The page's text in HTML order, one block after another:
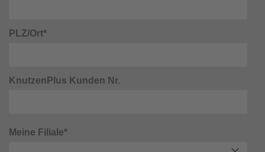
PLZ/Ort*
KnutzenPlus Kunden Nr.
Meine Filiale*